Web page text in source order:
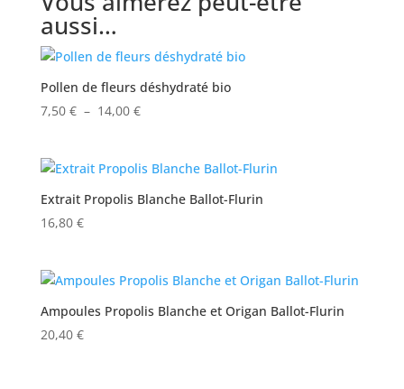
aussi…
Pollen de fleurs déshydraté bio
7,50 € – 14,00 €Plage
7,50 €
à
Extrait Propolis Blanche Ballot-Flurin
16,80 €
Ampoules Propolis Blanche et Origan Ballot-Flurin
20,40 €